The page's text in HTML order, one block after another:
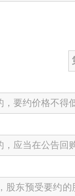
要约价格不
应当在公告
股东预受要约